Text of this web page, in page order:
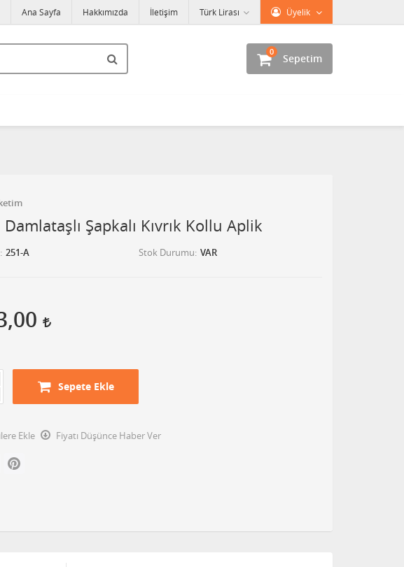
Üyelik
Türk Lirası
Ana Sayfa Hakkımızda İletişim
Sepetim
0
Şapkalı Kıvrık Kollu Aplik
251-A Stok Durumu VAR
Sepete Ekle
Ekle
Fiyatı Düşünce Haber Ver
Twitter